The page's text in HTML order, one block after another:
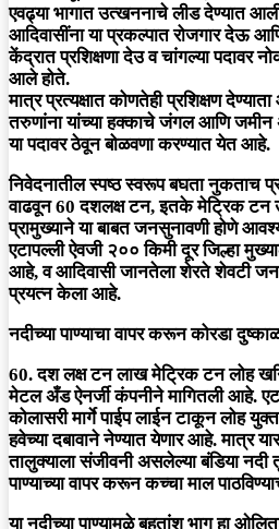
एवढ्या भागात उत्खननाचे लीड देण्यात
आदिवासींना या प्रकल्पात रोजगार देऊ
केंद्रात प्रशिक्षणा देउ व चांगल्या पदावर
आले होते.
मात्र प्रत्यक्षात कोणतेही प्रशिक्षण
तरुणांना यांच्या हक्काचे जंगल आणि जमीन
या पदावर ठेवून बोळवणा करण्यात येत आहे.
निवेदनातील स्पष्ठ स्वरूप बघता नुकताच
वाढवून 60 दशलक्ष टन, इतके मेट्रिक टन
प्रामुख्याने या बाबत जनसुनावणी होणे
एटापल्ली ऐवजी २०० किमी दूर जिल्हा
आहे, व आदिवासी जानतेला शेरते शेवटी
प्रयत्न केला आहे.
नदीच्या पाण्याचा वापर करून कोरडा
60. दश लक्ष टन लाख मेट्रिक टन लोह
मेटल अँड ऐनर्जी कंपनीने मागितली आहे.
कोलासरी मार्गे पाईप लाईन टाकून लोह
हवेच्या दबावाने नेण्यात येणार आहे. मात्र
तालुक्याला संजीवनी असलेल्या बंडिया
पाण्याच्या वापर करून कच्चा माल
या नदीच्या पाण्यामुळे बहुतांश भाग हा